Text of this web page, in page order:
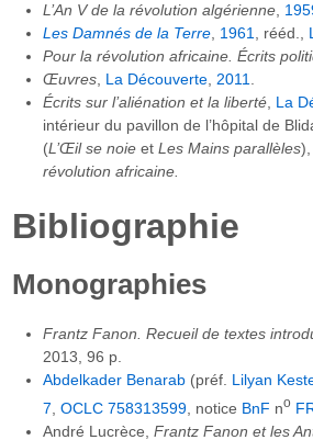
L’An V de la révolution algérienne,
Les Damnés de la Terre, 1961, rééd.,
Pour la révolution africaine. Écrits
Œuvres, La Découverte, 2011.
Écrits sur l’aliénation et la liberté, La
intérieur du pavillon de l’hôpital de
(L’Œil se noie et Les Mains parallèles
révolution africaine.
Bibliographie
Monographies
Frantz Fanon. Recueil de textes
2013, 96 p.
Abdelkader Benarab (préf. Lilyan
7 OCLC 758313599 , notice BnF no
André Lucrèce, Frantz Fanon et les